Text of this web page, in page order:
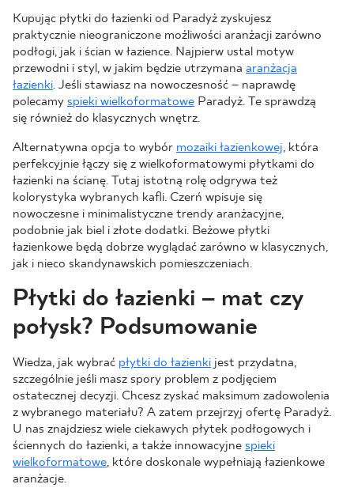
Kupując płytki do łazienki od Paradyż zyskujesz
praktycznie nieograniczone możliwości aranżacji zarówno
podłogi, jak i ścian w łazience. Najpierw ustal motyw
przewodni i styl, w jakim będzie utrzymana aranżacja
łazienki. Jeśli stawiasz na nowoczesność – naprawdę
polecamy spieki wielkoformatowe Paradyż. Te sprawdzą
się również do klasycznych wnętrz.
Alternatywna opcja to wybór mozaiki łazienkowej, która
perfekcyjnie łączy się z wielkoformatowymi płytkami do
łazienki na ścianę. Tutaj istotną rolę odgrywa też
kolorystyka wybranych kafli. Czerń wpisuje się
nowoczesne i minimalistyczne trendy aranżacyjne,
podobnie jak biel i złote dodatki. Beżowe płytki
łazienkowe będą dobrze wyglądać zarówno w klasycznych,
jak i nieco skandynawskich pomieszczeniach.
Płytki do łazienki – mat czy
połysk? Podsumowanie
Wiedza, jak wybrać płytki do łazienki jest przydatna,
szczególnie jeśli masz spory problem z podjęciem
ostatecznej decyzji. Chcesz zyskać maksimum zadowolenia
z wybranego materiału? A zatem przejrzyj ofertę Paradyż.
U nas znajdziesz wiele ciekawych płytek podłogowych i
ściennych do łazienki, a także innowacyjne spieki
wielkoformatowe, które doskonale wypełniają łazienkowe
aranżacje.